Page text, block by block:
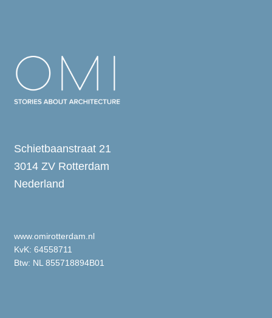
Schietbaanstraat 21
3014 ZV Rotterdam
Nederland
www.omirotterdam.nl
KvK: 64558711
Btw: NL 855718894B01